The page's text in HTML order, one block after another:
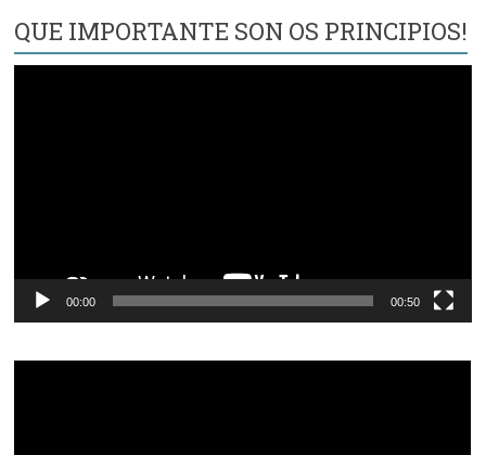
QUE IMPORTANTE SON OS PRINCIPIOS!
00:00 00:50